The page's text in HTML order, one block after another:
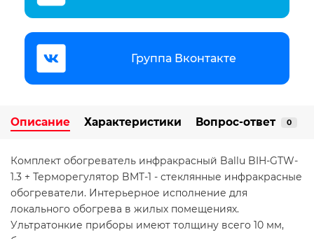
Группа Вконтакте
Описание Характеристики Вопрос-ответ 0
Комплект обогреватель инфракрасный Ballu BIH-GTW-
1.3 + Терморегулятор BMT-1 - стеклянные инфракрасные
обогреватели. Интерьерное исполнение для
локального обогрева в жилых помещениях.
Ультратонкие приборы имеют толщину всего 10 мм,